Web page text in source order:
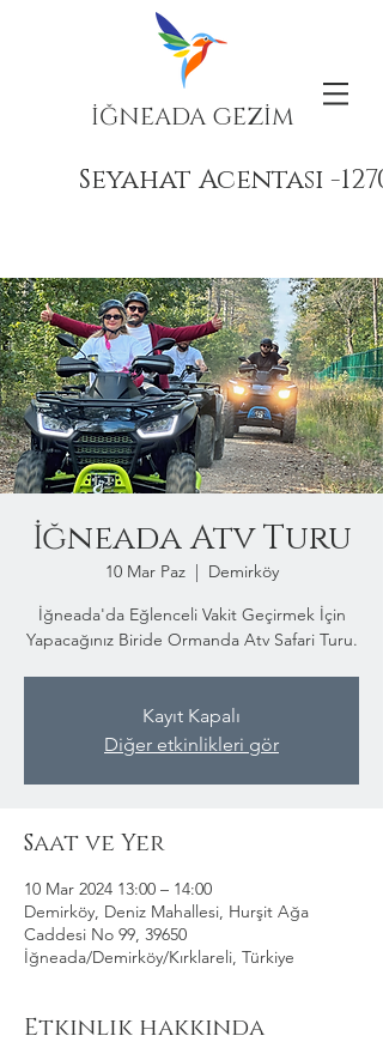
İĞNEADA GEZİM
Seyahat Acentası -
İğneada Atv Turu
10 Mar Paz
  |
Demirköy
İğneada'da Eğlenceli Vakit Geçirmek İçin
Yapacağınız Biride Ormanda Atv Safari Turu.
Kayıt Kapalı
Diğer etkinlikleri gör
Saat ve Yer
10 Mar 2024 13:00 – 14:00
Demirköy, Deniz Mahallesi, Hurşit Ağa
Caddesi No 99, 39650
İğneada/Demirköy/Kırklareli, Türkiye
Etkinlik hakkında